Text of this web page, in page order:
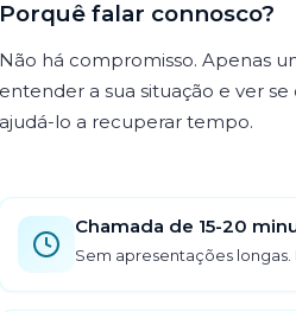
Porquê falar connosco?
Não há compromisso. Apenas
entender a sua situação e ver se
ajudá-lo a recuperar tempo.
Chamada de 15-20
Sem apresentações longas.